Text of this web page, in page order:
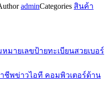
adminCategories สินค้า
มายเลขป้ายทะเบียนสวยเบอร์
ชีพข่าวไอที คอมพิวเตอร์ด้าน